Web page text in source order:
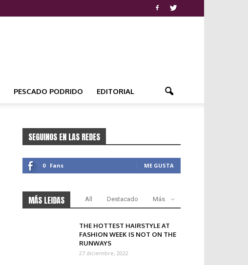
PESCADO PODRIDO EDITORIAL
SEGUINOS EN LAS REDES
0 Fans ME GUSTA
MÁS LEIDAS All Destacado Más
THE HOTTEST HAIRSTYLE AT
FASHION WEEK IS NOT ON THE
RUNWAYS
27 diciembre, 2022